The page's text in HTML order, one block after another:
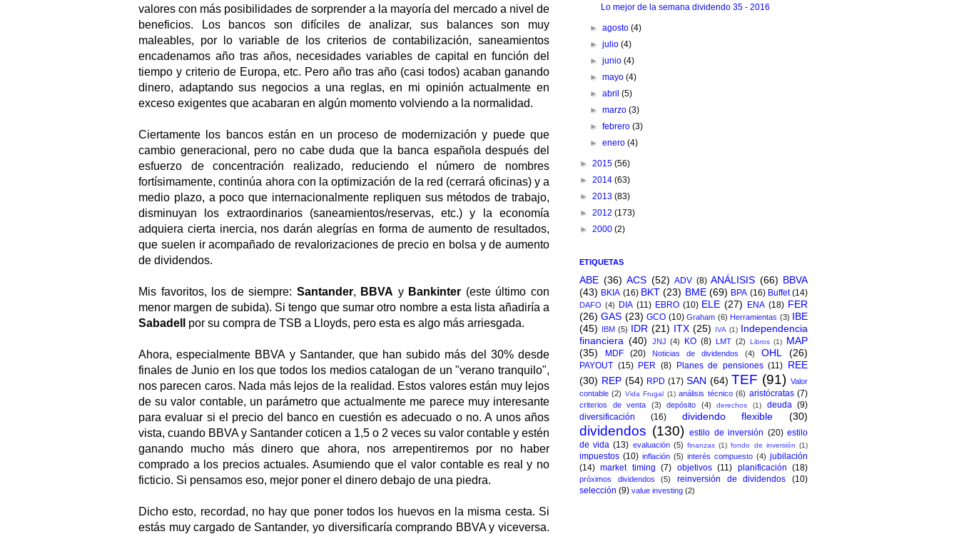
valores con más posibilidades de sorprender a la mayoría del mercado a nivel de
beneficios. Los bancos son difíciles de analizar, sus balances son muy
maleables, por lo variable de los criterios de contabilización, saneamientos
encadenamos año tras años, necesidades variables de capital en función del
tiempo y criterio de Europa, etc. Pero año tras año (casi todos) acaban ganando
dinero, adaptando sus negocios a una reglas, en mi opinión actualmente en
exceso exigentes que acabaran en algún momento volviendo a la normalidad.
Ciertamente los bancos están en un proceso de modernización y puede que
cambio generacional, pero no cabe duda que la banca española después del
esfuerzo de concentración realizado, reduciendo el número de nombres
fortísimamente, continúa ahora con la optimización de la red (cerrará oficinas) y a
medio plazo, a poco que internacionalmente repliquen sus métodos de trabajo,
disminuyan los extraordinarios (saneamientos/reservas, etc.) y la economía
adquiera cierta inercia, nos darán alegrías en forma de aumento de resultados,
que suelen ir acompañado de revalorizaciones de precio en bolsa y de aumento
de dividendos.
Mis favoritos, los de siempre: Santander, BBVA y Bankinter (este último con
menor margen de subida). Si tengo que sumar otro nombre a esta lista añadiría a
Sabadell
por su compra de TSB a Lloyds, pero esta es algo más arriesgada.
Ahora, especialmente BBVA y Santander, que han subido más del 30% desde
finales de Junio en los que todos los medios catalogan de un "verano tranquilo",
nos parecen caros. Nada más lejos de la realidad. Estos valores están muy lejos
de su valor contable, un parámetro que actualmente me parece muy interesante
para evaluar si el precio del banco en cuestión es adecuado o no. A unos años
vista, cuando BBVA y Santander coticen a 1,5 o 2 veces su valor contable y estén
ganando mucho más dinero que ahora, nos arrepentiremos por no haber
comprado a los precios actuales. Asumiendo que el valor contable es real y no
ficticio. Si pensamos eso, mejor poner el dinero debajo de una piedra.
Dicho esto, recordad, no hay que poner todos los huevos en la misma cesta. Si
estás muy cargado de Santander, yo diversificaría comprando BBVA y viceversa.
Lo mejor de la semana dividendo 35 - 2016
►agosto(4)
►julio(4)
►junio(4)
►mayo(4)
►abril(5)
►marzo(3)
►febrero(3)
►enero(4)
► 2015 (56)
► 2014 (63)
► 2013 (83)
► 2012 (173)
► 2000 (2)
ETIQUETAS
ABE (36) ACS (52) ADV (8) ANÁLISIS (66) BBVA
(43) BKIA (16) BKT (23) BME (69) BPA (16) Buffet (14)
DAFO (4) DIA (11) EBRO (10) ELE (27) ENA (18) FER
(26) GAS (23) GCO (10) Graham (6) Herramientas (3) IBE
(45) IBM (5) IDR (21) ITX (25) IVA (1) Independencia
financiera (40) JNJ (4) KO (8) LMT (2) Libros (1)
MAP
(35)
MDF (20) Noticias de dividendos (4) OHL (26)
PAYOUT (15) PER (8) Planes de pensiones (11) REE
(30) REP (54) RPD (17) SAN (64) TEF (91) Valor
contable (2) Vida Frugal (1) análisis técnico (6) aristócratas (7)
criterios de venta (3) depósito (4) derechos (1) deuda (9)
diversificación
(16) dividendo flexible (30)
dividendos (130) estilo de inversión (20) estilo
de vida (13) evaluación (5) finanzas (1) fondo de inversión (1)
impuestos (10) inflación (5) interés compuesto (4) jubilación
(14) market timing (7) objetivos (11) planificación (18)
próximos dividendos (5) reinversión de dividendos
(10)
selección (9) value investing (2)